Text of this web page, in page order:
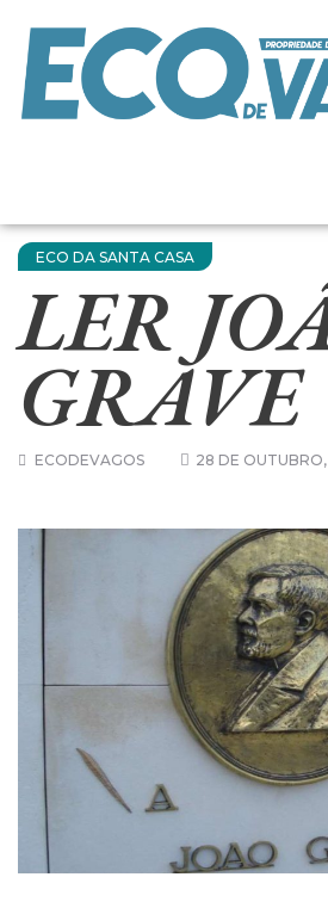
ECO DA SANTA CASA
LER
GRAVE
ECODEVAGOS 28 DE